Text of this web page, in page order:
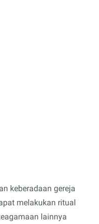
keberadaan gereja
melakukan ritual
lainnya